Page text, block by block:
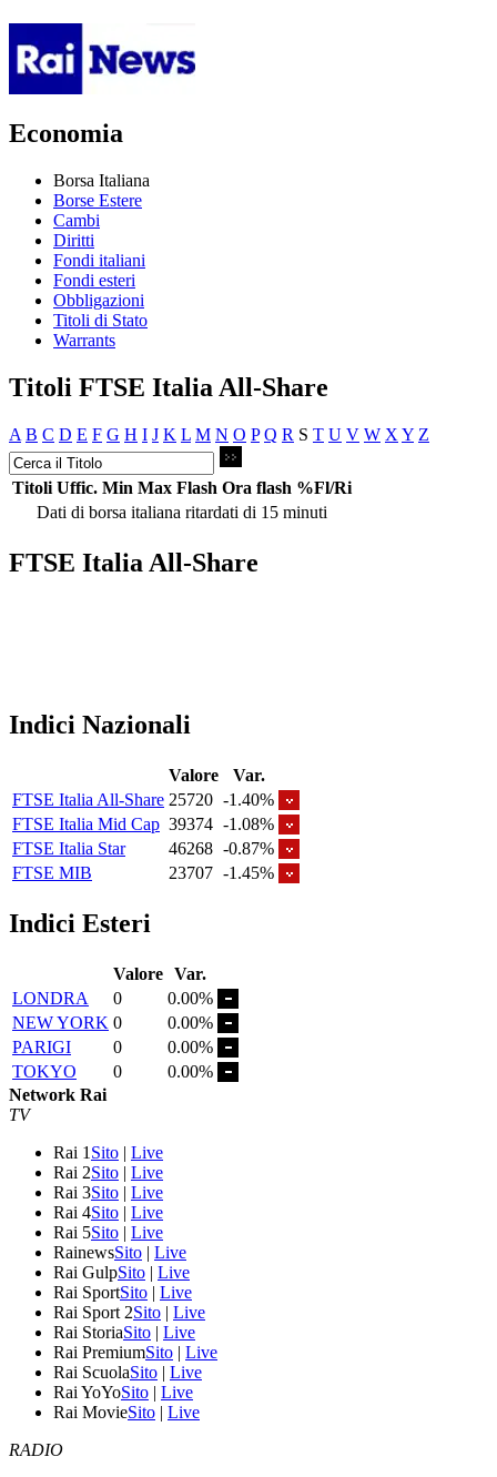
Economia
Borsa Italiana
Borse Estere
Cambi
Diritti
Fondi italiani
Fondi esteri
Obbligazioni
Titoli di Stato
Warrants
Titoli FTSE Italia All-Share
A B C D E F G H I J K L M N O P Q R S T U V W X Y Z
Titoli Uffic. Min Max Flash Ora flash %Fl/Ri
Dati di borsa italiana ritardati di 15 minuti
FTSE Italia All-Share
Indici Nazionali
Valore
Var.
FTSE Italia All-Share 25720 -1.40%
FTSE Italia Mid Cap 39374 -1.08%
FTSE Italia Star
46268 -0.87%
FTSE MIB
23707 -1.45%
Indici Esteri
Valore Var.
LONDRA
0
0.00%
NEW YORK 0
0.00%
PARIGI
0
0.00%
TOKYO
0
0.00%
Network Rai
TV
Rai 1 Sito | Live
Rai 2Sito | Live
Rai 3Sito | Live
Rai 4Sito | Live
Rai 5Sito | Live
RainewsSito | Live
Rai GulpSito | Live
Rai SportSito | Live
Rai Sport 2Sito | Live
Rai StoriaSito | Live
Rai PremiumSito | Live
Rai ScuolaSito | Live
Rai YoYoSito | Live
Rai MovieSito | Live
RADIO